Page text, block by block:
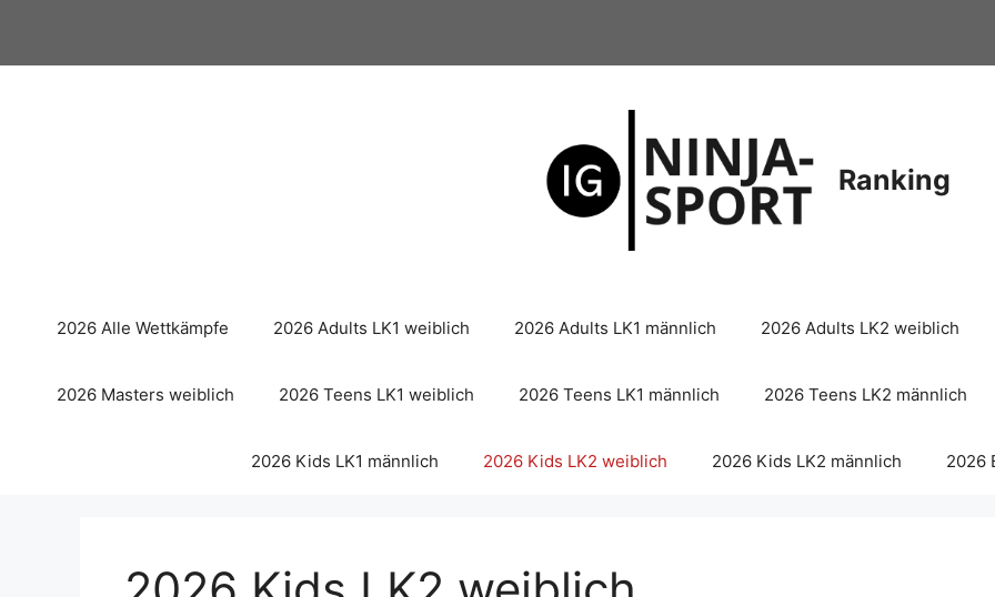
springen
Ranking
2026 Alle Wettkämpfe 2026 Adults LK1 weiblich 2026 Adults LK1 männlich 2026 Adults LK2 weiblich
2026 Masters weiblich 2026 Teens LK1 weiblich 2026 Teens LK1 männlich 2026 Teens LK2 männlich
2026 Kids LK1 männlich 2026 Kids LK2 weiblich 2026 Kids LK2 männlich 2026